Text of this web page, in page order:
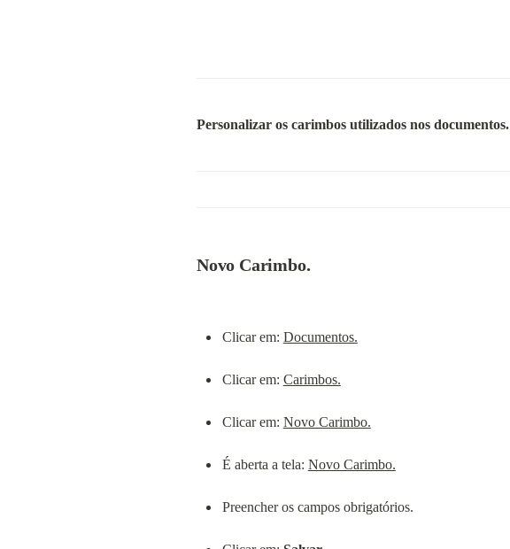
Personalizar os carimbos utilizados nos documentos.
Novo Carimbo.
Clicar em: Documentos.
Clicar em: Carimbos.
Clicar em: Novo Carimbo.
É aberta a tela: Novo Carimbo.
Preencher os campos obrigatórios.